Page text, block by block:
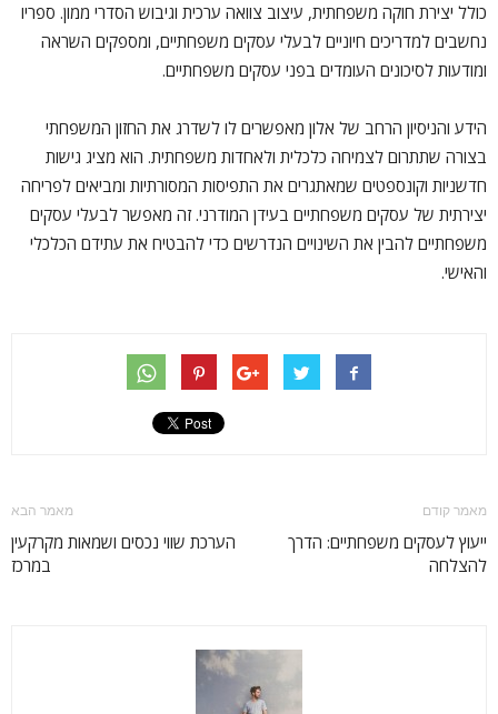
כולל יצירת חוקה משפחתית, עיצוב צוואה ערכית וגיבוש הסדרי ממון. ספריו
נחשבים למדריכים חיוניים לבעלי עסקים משפחתיים, ומספקים השראה
ומודעות לסיכונים העומדים בפני עסקים משפחתיים.
הידע והניסיון הרחב של אלון מאפשרים לו לשדרג את החזון המשפחתי
בצורה שתתרום לצמיחה כלכלית ולאחדות משפחתית. הוא מציג גישות
חדשניות וקונספטים שמאתגרים את התפיסות המסורתיות ומביאים לפריחה
יצירתית של עסקים משפחתיים בעידן המודרני. זה מאפשר לבעלי עסקים
משפחתיים להבין את השינויים הנדרשים כדי להבטיח את עתידם הכלכלי
והאישי.
מאמר קודם
ייעוץ לעסקים משפחתיים: הדרך
להצלחה
מאמר הבא
הערכת שווי נכסים ושמאות מקרקעין
במרכז